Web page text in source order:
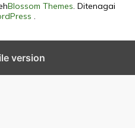
Blossom Themes. Ditenagai
.
version